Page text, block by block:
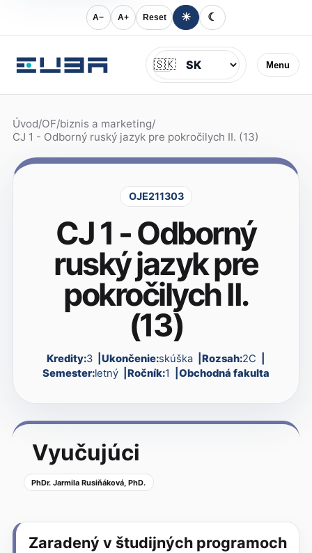
A− A+ Reset ☀ ☾
Menu
Jazyk
🇸🇰
Úvod/OF/biznis a marketing/
CJ 1 - Odborný ruský jazyk pre pokročilych II. (13)
OJE211303
CJ 1 - Odborný
ruský jazyk pre
pokročilych II.
(13)
Kredity:3 Ukončenie:skúška Rozsah:2C
Semester:letný Ročník:1 Obchodná fakulta
Vyučujúci
PhDr. Jarmila Rusiňáková, PhD.
Zaradený v študijných programoch